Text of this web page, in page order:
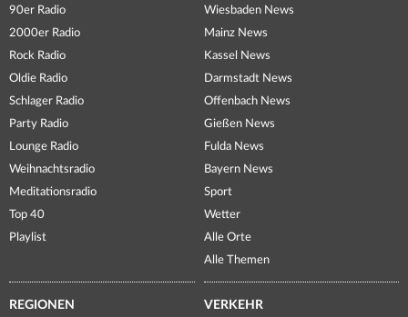
90er Radio
2000er Radio
Rock Radio
Oldie Radio
Schlager Radio
Party Radio
Lounge Radio
Weihnachtsradio
Meditationsradio
Top 40
Playlist
Wiesbaden News
Mainz News
Kassel News
Darmstadt News
Offenbach News
Gießen News
Fulda News
Bayern News
Sport
Wetter
Alle Orte
Alle Themen
REGIONEN VERKEHR